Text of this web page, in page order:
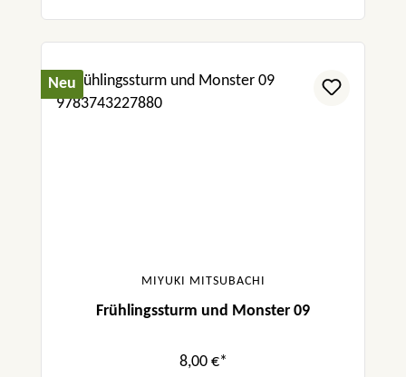
Neu
MIYUKI MITSUBACHI
Frühlingssturm und Monster 09
8,00 €*